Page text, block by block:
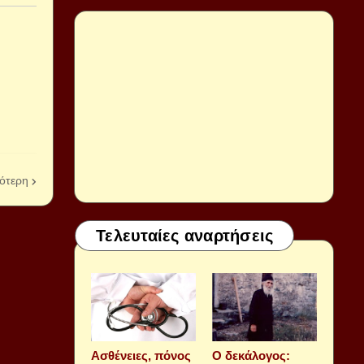
Τελευταίες αναρτήσεις
Aσθένειες, πόνος
Ο δεκάλογος: